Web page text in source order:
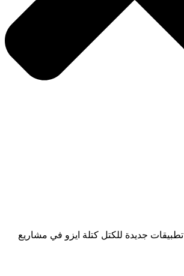
تطبيقات جديدة للكتل كتلة ايزو في مشاريع